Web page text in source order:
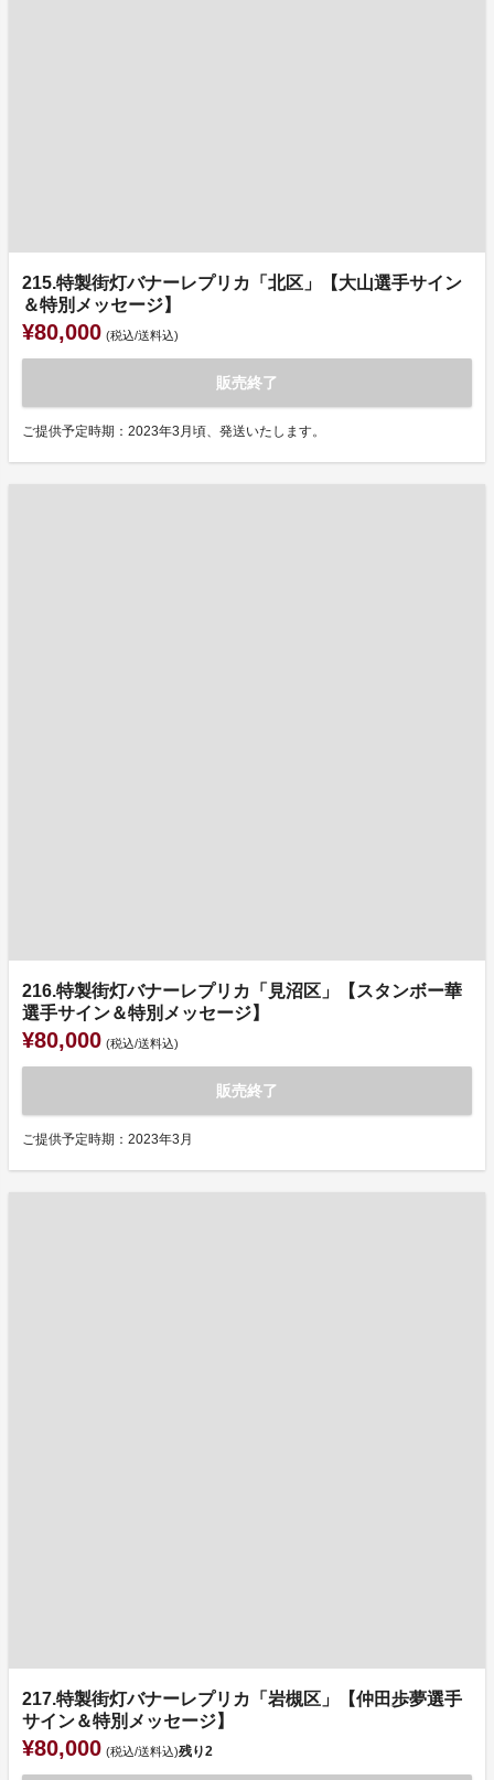
215.特製街灯バナーレプリカ「北区」【大山選手サイン
＆特別メッセージ】
¥80,000 (税込/送料込)
販売終了
ご提供予定時期：2023年3月頃、発送いたします。
216.特製街灯バナーレプリカ「見沼区」【スタンボー華
選手サイン＆特別メッセージ】
¥80,000 (税込/送料込)
販売終了
ご提供予定時期：2023年3月
217.特製街灯バナーレプリカ「岩槻区」【仲田歩夢選手
サイン＆特別メッセージ】
¥80,000 (税込/送料込)残り2